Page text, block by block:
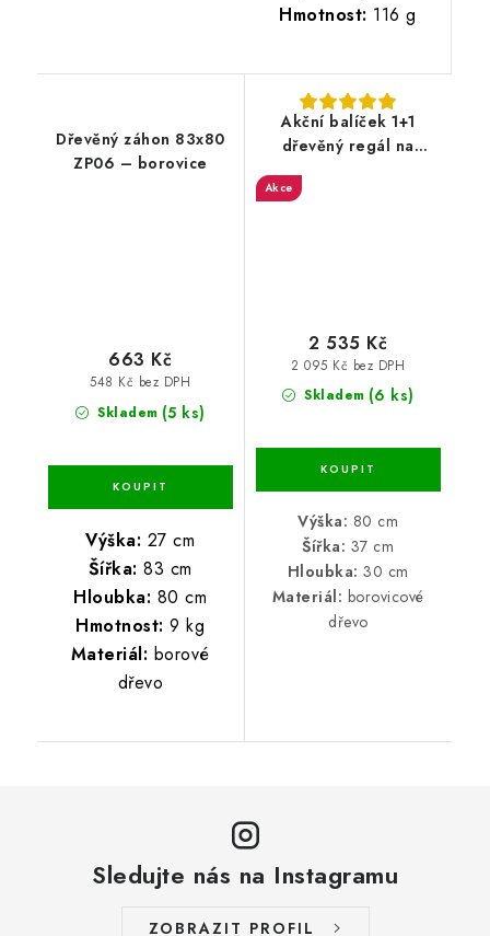
Hmotnost: 116 g
Dřevěný záhon 83x80
ZP06 – borovice
Skladem (5 ks)
548 Kč bez DPH
663 Kč
Výška: 27 cm
Šířka: 83 cm
Hloubka: 80 cm
Hmotnost: 9 kg
Materiál: borové
dřevo
Akční balíček 1+1
dřevěný regál na
WA-3_37- borovice
Akce
Skladem (6 ks)
2 095 Kč bez DPH
2 535 Kč
Výška: 80 cm
Šířka: 37 cm
Hloubka: 30 cm
Materiál: borovicové
dřevo
Sledujte nás na Instagramu
ZOBRAZIT PROFIL